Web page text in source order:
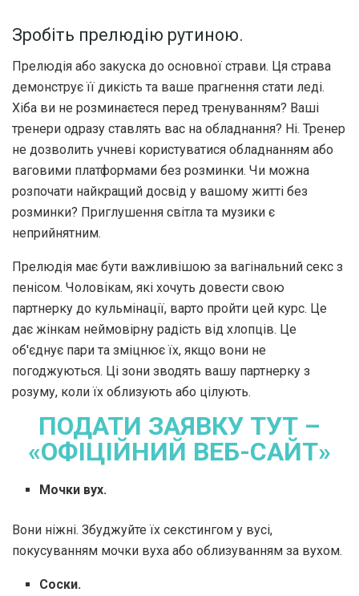
Зробіть прелюдію рутиною.
Прелюдія або закуска до основної страви. Ця страва
демонструє її дикість та ваше прагнення стати леді.
Хіба ви не розминаєтеся перед тренуванням? Ваші
тренери одразу ставлять вас на обладнання? Ні. Тренер
не дозволить учневі користуватися обладнанням або
ваговими платформами без розминки. Чи можна
розпочати найкращий досвід у вашому житті без
розминки? Приглушення світла та музики є
неприйнятним.
Прелюдія має бути важливішою за вагінальний секс з
пенісом. Чоловікам, які хочуть довести свою
партнерку до кульмінації, варто пройти цей курс. Це
дає жінкам неймовірну радість від хлопців. Це
об'єднує пари та зміцнює їх, якщо вони не
погоджуються. Ці зони зводять вашу партнерку з
розуму, коли їх облизують або цілують.
ПОДАТИ ЗАЯВКУ ТУТ –
«ОФІЦІЙНИЙ ВЕБ-САЙТ»
Мочки вух.
Вони ніжні. Збуджуйте їх секстингом у вусі,
покусуванням мочки вуха або облизуванням за вухом.
Соски.